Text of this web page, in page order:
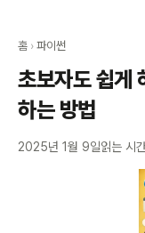
홈 › 파이썬
초보자도 쉽게
하는 방법
2025년 1월 9일읽는 시